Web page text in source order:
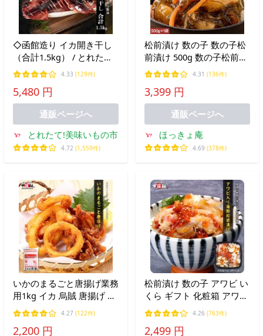
◇函館造り イカ開き干し
（合計1.5kg） / とれたて
美味いもの市4.33 (129件)
5,480 円
通販ページへ
とれたて!美味いもの市
4.72 (1,559件)
松前漬け 数の子 数の子松
前漬け 500g 数の子松前漬
かずのこ松前漬け かずの
こ ギフト 爆買 お中元
4.31 (136件)
3,399 円
通販ページへ
ほっきょ庵
4.69 (378件)
いかのまるごと唐揚げ業務
用1kg イカ 烏賊 唐揚げ 弁
当 冷凍食品 業務用 大容量
ポイント利用 爆買
4.27 (122件)
2,200 円
松前漬け 数の子 アワビ い
くら ギフト 化粧箱 アワビ
入り海鮮松前漬け
250g（約3人前）ギフト 贈
り物 FF ポイント利用 爆買
4.26 (763件)
2,499 円